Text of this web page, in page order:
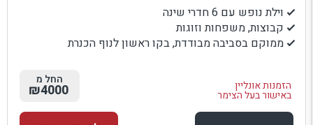
וילת נופש עם 6 חדרי שינה
קבוצות, משפחות וזוגות
ממוקם בסביבה מבודדת, בקו ראשון לנוף הכנרת
הזמנות אונליין
באישור בעל הצימר
החל מ
₪4000